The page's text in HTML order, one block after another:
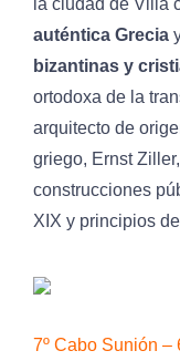
la ciudad de Vilia
auténtica Grecia
bizantinas y
ortodoxa de la
arquitecto de
griego, Ernst
construcciones
XIX y principios
7º Cabo Sunión –